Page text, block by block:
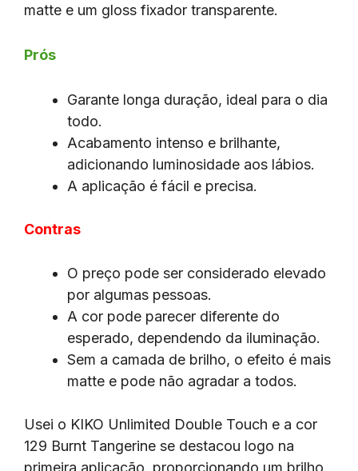
matte e um gloss fixador transparente.
Prós
Garante longa duração, ideal para o dia
todo.
Acabamento intenso e brilhante,
adicionando luminosidade aos lábios.
A aplicação é fácil e precisa.
Contras
O preço pode ser considerado elevado
por algumas pessoas.
A cor pode parecer diferente do
esperado, dependendo da iluminação.
Sem a camada de brilho, o efeito é mais
matte e pode não agradar a todos.
Usei o KIKO Unlimited Double Touch e a cor
129 Burnt Tangerine se destacou logo na